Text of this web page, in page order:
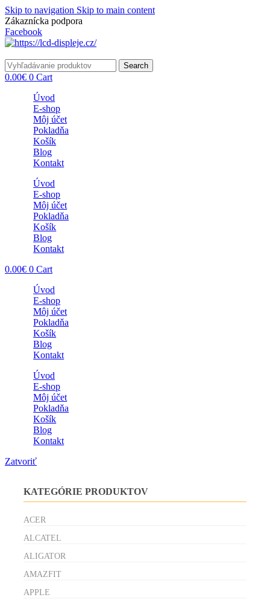
Skip to navigation Skip to main content
Zákaznícka podpora
Facebook
Search
0.00€ 0 Cart
Úvod
E-shop
Môj účet
Pokladňa
Košík
Blog
Kontakt
Úvod
E-shop
Môj účet
Pokladňa
Košík
Blog
Kontakt
0.00€ 0 Cart
Úvod
E-shop
Môj účet
Pokladňa
Košík
Blog
Kontakt
Úvod
E-shop
Môj účet
Pokladňa
Košík
Blog
Kontakt
Zatvoriť
KATEGÓRIE PRODUKTOV
ACER
ALCATEL
ALIGATOR
AMAZFIT
APPLE